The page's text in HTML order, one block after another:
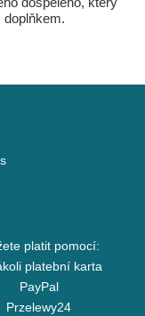
platit pomocí:
platební karta
PayPal
Przelewy24